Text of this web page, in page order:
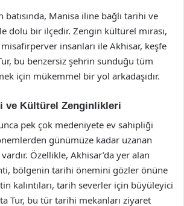
batısında, Manisa iline bağlı tarihi ve
dolu bir ilçedir. Zengin kültürel mirası,
insanları ile Akhisar, keşfe
bu benzersiz şehrin sunduğu tüm
için mükemmel bir yol arkadaşıdır.
ve Kültürel Zenginlikleri
pek çok medeniyete ev sahipliği
günümüze kadar uzanan
Özellikle, Akhisar’da yer alan
bölgenin tarihi önemini gözler önüne
kalıntıları, tarih severler için büyüleyici
Tur, bu tür tarihi mekanları ziyaret